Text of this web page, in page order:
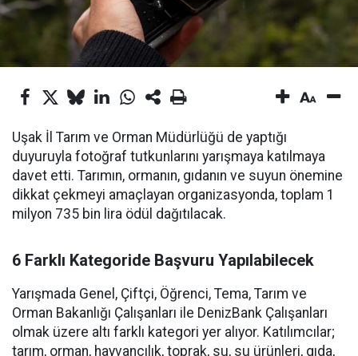
Uşak İl Tarım ve Orman Müdürlüğü de yaptığı
duyuruyla fotoğraf tutkunlarını yarışmaya katılmaya
davet etti. Tarımın, ormanın, gıdanın ve suyun önemine
dikkat çekmeyi amaçlayan organizasyonda, toplam 1
milyon 735 bin lira ödül dağıtılacak.
6 Farklı Kategoride Başvuru Yapılabilecek
Yarışmada Genel, Çiftçi, Öğrenci, Tema, Tarım ve
Orman Bakanlığı Çalışanları ile DenizBank Çalışanları
olmak üzere altı farklı kategori yer alıyor. Katılımcılar;
tarım, orman, hayvancılık, toprak, su, su ürünleri, gıda,